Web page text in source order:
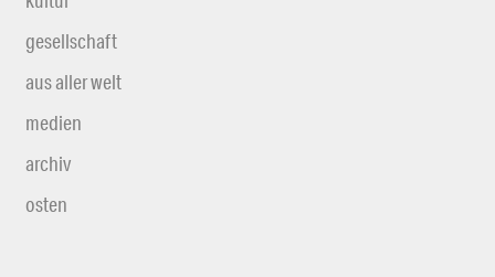
gesellschaft
aus aller welt
medien
archiv
osten